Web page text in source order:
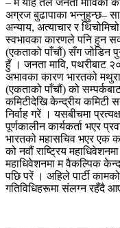
अग्रज बुढापाका भन्नुहुन्छ–
अन्याय, अत्याचार र
स्वभावका कारणले पनि हुन
(एकताको पाँचौं) सँग जोडिन
हुँ । जनता मावि, पथरीबाट
अभावका कारण भारतको
(एकताको पाँचौं) को
कमिटीदेखि केन्द्रीय कमिटी
निर्वाह गरें । यसबीचमा
पूर्णकालीन कार्यकर्ता भएर
भारतको महासचिव भएर एक
को नवौं राष्ट्रिय
महाधिवेशनमा म वैकल्पिक
पछि परें । अहिले पार्टी
गतिविधिहरूमा संलग्न रहँदै